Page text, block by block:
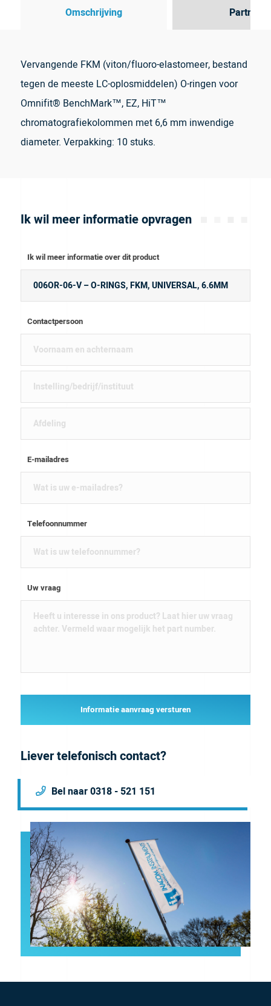
Omschrijving Partner
Vervangende FKM (viton/fluoro-elastomeer, bestand
tegen de meeste LC-oplosmiddelen) O-ringen voor
Omnifit® BenchMark™, EZ, HiT™
chromatografiekolommen met 6,6 mm inwendige
diameter. Verpakking: 10 stuks.
Ik wil meer informatie opvragen
Ik wil meer informatie over dit product
Contactpersoon
E-mailadres
Telefoonnummer
Uw vraag
Informatie aanvraag versturen
Liever telefonisch contact?
Bel naar 0318 - 521 151